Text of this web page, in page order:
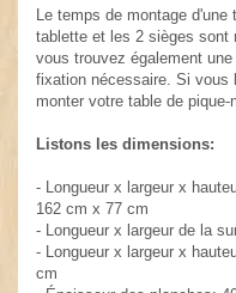
Le temps de montage
tablette et les 2 sièges sont
vous trouvez également
fixation nécessaire. Si vous
monter votre table de pique-
Listons les dimensions:
- Longueur x largeur x
162 cm x 77 cm
- Longueur x largeur de la
- Longueur x largeur x
cm